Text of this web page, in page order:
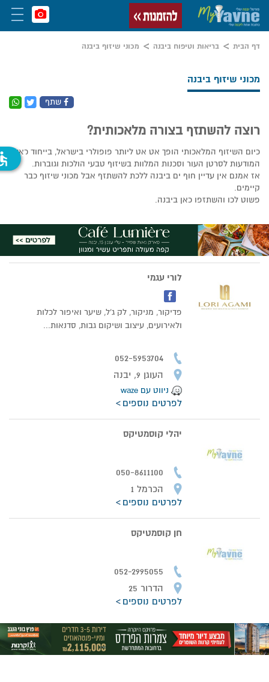
דף הבית בריאות וטיפוח ביבנה מכוני שיזוף ביבנה
שתף
מכוני שיזוף ביבנה
רוצה להשתזף בצורה מלאכותית?
כיום השיזוף המלאכותי הופך אט אט ליותר פופולרי בישראל, בייחוד כאש
המודעות לסרטן העור וסכנות המלוות בשיזוף טבעי הולכות וגוברות.
אז אמנם אין עדיין חוף ים ביבנה ללכת להשתזף אבל מכוני שיזוף כבר
קיימים.
פשוט לכו והשתזפו כאן ביבנה.
לורי עגמי
פדיקור, מניקור, לק ג'ל, שיער ואיפור לכלות
ולאירועים, עיצוב ושיקום גבות, סדנאות...
052-5953704
העוגן 9, יבנה
ניווט עם waze
לפרטים נוספים
יהלי קוסמטיקס
050-8611100
הכרמל 1
לפרטים נוספים
חן קוסמטיקס
052-2995055
הדרור 25
לפרטים נוספים